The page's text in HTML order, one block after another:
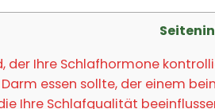
der Ihre Schlafhormone
essen sollte, der einem
Ihre Schlafqualität